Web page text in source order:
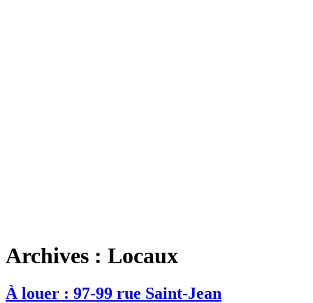
Archives : Locaux
À louer : 97-99 rue Saint-Jean